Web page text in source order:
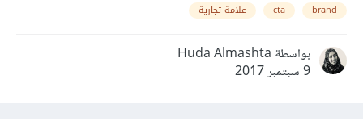
brand
cta علامة تجارية
بواسطة Huda Almashta
9 سبتمبر 2017